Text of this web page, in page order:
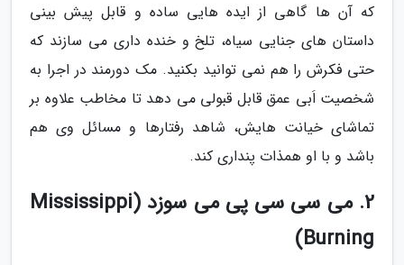
که آن ها گاهی از ایده هایی ساده و قابل پیش بینی
داستان های جنایی سیاه، تلخ و خنده داری می سازند که
حتی فکرش را هم نمی توانید بکنید. مک دورمند در اجرا به
شخصیت اَبی عمق قابل قبولی می دهد تا مخاطب علاوه بر
تماشای خیانت هایش، شاهد رفتارها و مسائل وی هم
باشد و با او همذات پنداری کند.
2. می سی سی پی می سوزد (Mississippi
Burning)